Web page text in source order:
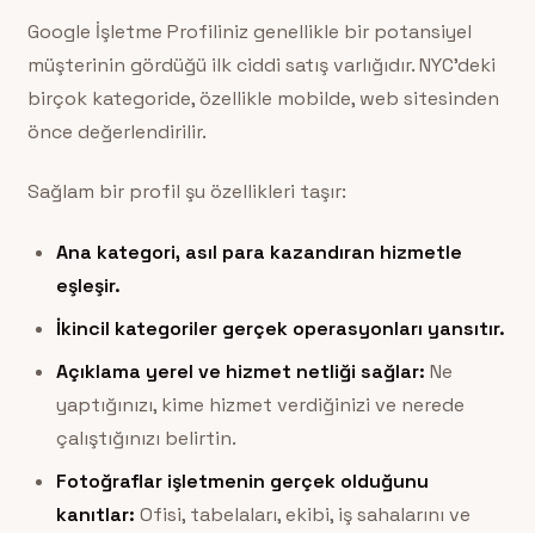
Google İşletme Profiliniz genellikle bir potansiyel
müşterinin gördüğü ilk ciddi satış varlığıdır. NYC’deki
birçok kategoride, özellikle mobilde, web sitesinden
önce değerlendirilir.
Sağlam bir profil şu özellikleri taşır:
Ana kategori, asıl para kazandıran hizmetle
eşleşir.
İkincil kategoriler gerçek operasyonları yansıtır.
Açıklama yerel ve hizmet netliği sağlar: Ne
yaptığınızı, kime hizmet verdiğinizi ve nerede
çalıştığınızı belirtin.
Fotoğraflar işletmenin gerçek olduğunu
kanıtlar: Ofisi, tabelaları, ekibi, iş sahalarını ve